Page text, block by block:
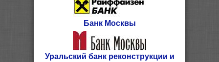
Банк Москвы
Уральский банк реконструкции и